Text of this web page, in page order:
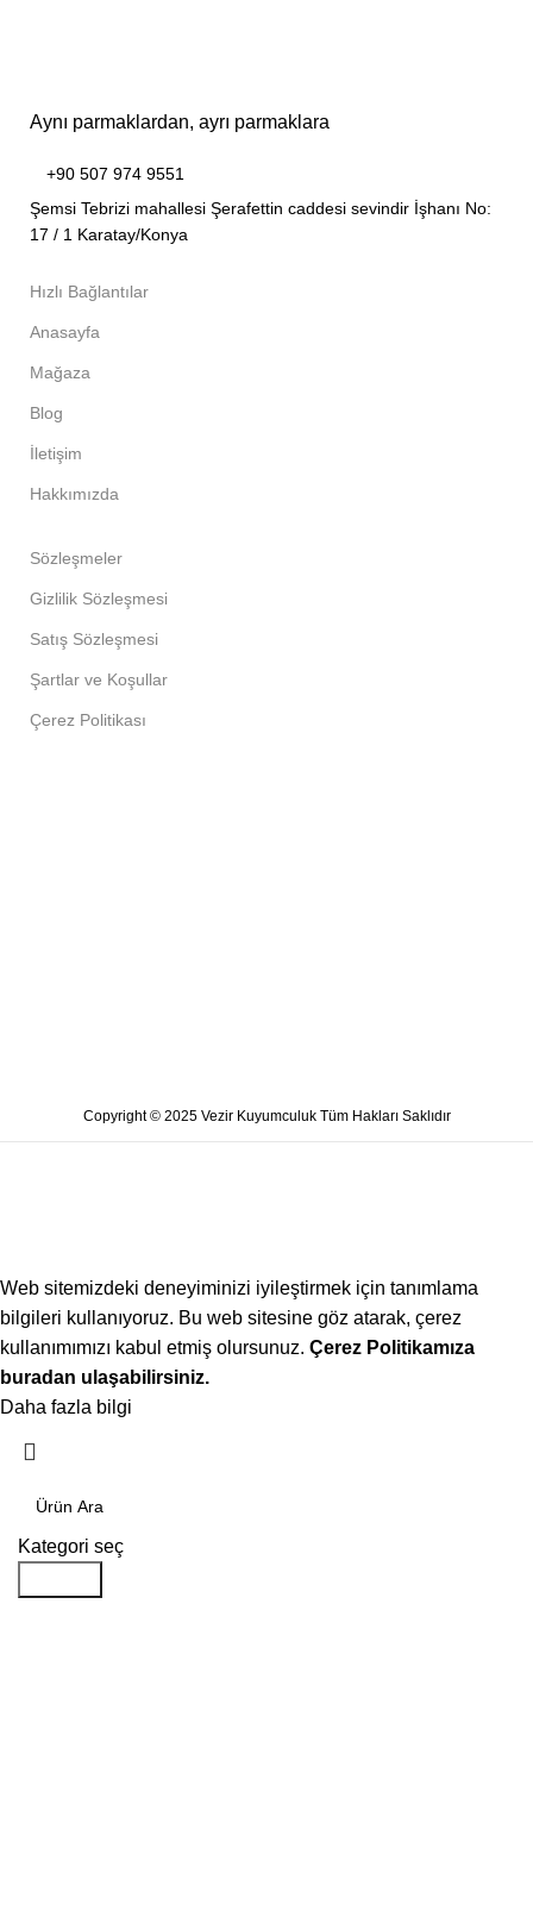
Aynı parmaklardan, ayrı parmaklara
+90 507 974 9551
Şemsi Tebrizi mahallesi Şerafettin caddesi sevindir İşhanı No:
17 / 1 Karatay/Konya
Hızlı Bağlantılar
Anasayfa
Mağaza
Blog
İletişim
Hakkımızda
Sözleşmeler
Gizlilik Sözleşmesi
Satış Sözleşmesi
Şartlar ve Koşullar
Çerez Politikası
Copyright © 2025 Vezir Kuyumculuk Tüm Hakları Saklıdır
Web sitemizdeki deneyiminizi iyileştirmek için tanımlama
bilgileri kullanıyoruz. Bu web sitesine göz atarak, çerez
kullanımımızı kabul etmiş olursunuz. Çerez Politikamıza
buradan ulaşabilirsiniz.
Daha fazla bilgi
Kategori seç